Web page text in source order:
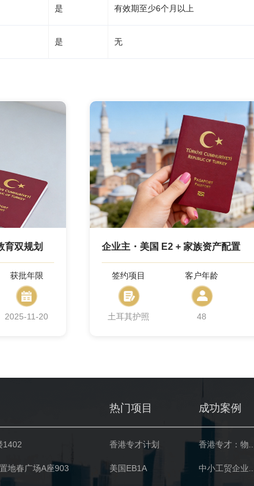
是 有效期至少6个月以上
是 无
育双规划
获批年限
2025-11-20
企业主・美国 E2 + 家族资产配置
签约项目
土耳其护照
客户年龄
48
1402
地春广场A座903
热门项目
香港专才计划
美国EB1A
成功案例
香港专才：物...
中小工贸企业...